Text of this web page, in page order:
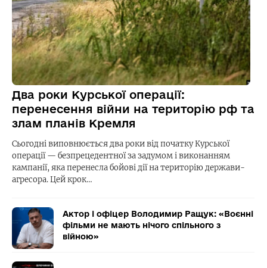
Два роки Курської операції:
перенесення війни на територію рф та
злам планів Кремля
Сьогодні виповнюється два роки від початку Курської
операції — безпрецедентної за задумом і виконанням
кампанії, яка перенесла бойові дії на територію держави-
агресора. Цей крок…
Актор і офіцер Володимир Ращук: «Воєнні
фільми не мають нічого спільного з
війною»